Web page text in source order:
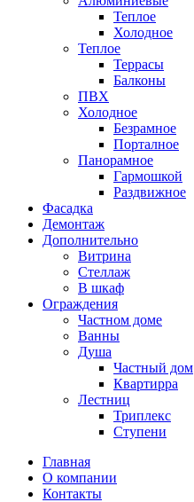
Теплое
Холодное
Теплое
Террасы
Балконы
ПВХ
Холодное
Безрамное
Порталное
Панорамное
Гармошкой
Раздвижное
Фасадка
Демонтаж
Дополнительно
Витрина
Стеллаж
В шкаф
Ограждения
Частном доме
Ванны
Душа
Частный дом
Квартирра
Лестниц
Триплекс
Ступени
Главная
О компании
Контакты